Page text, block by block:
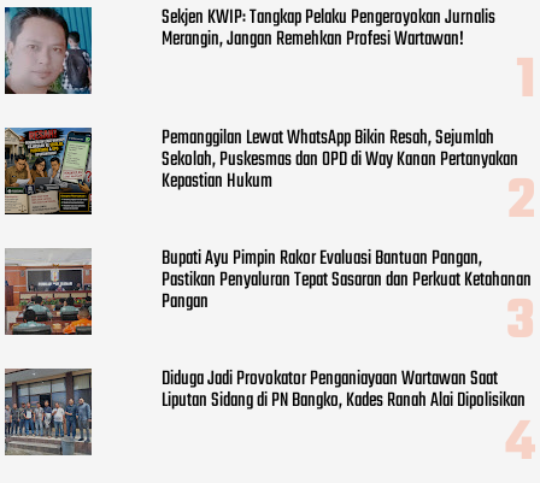
Sekjen KWIP: Tangkap Pelaku Pengeroyokan Jurnalis
Merangin, Jangan Remehkan Profesi Wartawan!
Pemanggilan Lewat WhatsApp Bikin Resah, Sejumlah
Sekolah, Puskesmas dan OPD di Way Kanan Pertanyakan
Kepastian Hukum
Bupati Ayu Pimpin Rakor Evaluasi Bantuan Pangan,
Pastikan Penyaluran Tepat Sasaran dan Perkuat Ketahanan
Pangan
Diduga Jadi Provokator Penganiayaan Wartawan Saat
Liputan Sidang di PN Bangko, Kades Ranah Alai Dipolisikan